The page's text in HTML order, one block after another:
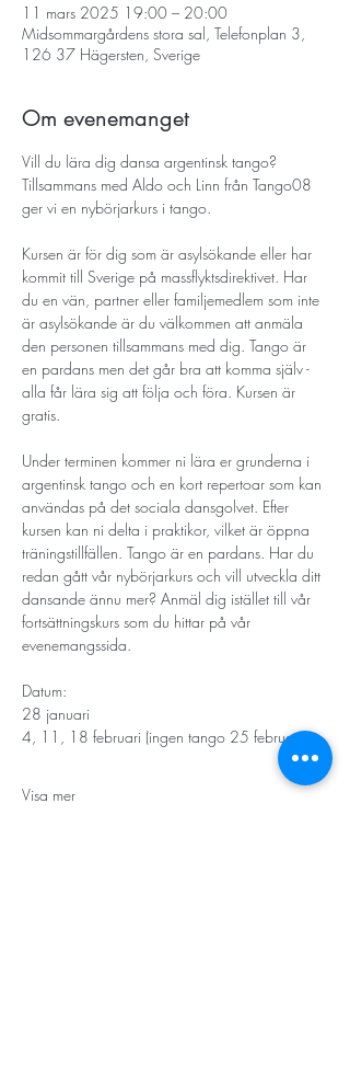
11 mars 2025 19:00 – 20:00
Midsommargårdens stora sal, Telefonplan 3,
126 37 Hägersten, Sverige
Om evenemanget
Vill du lära dig dansa argentinsk tango?
Tillsammans med Aldo och Linn från Tango08
ger vi en nybörjarkurs i tango.
Kursen är för dig som är asylsökande eller har
kommit till Sverige på massflyktsdirektivet. Har
du en vän, partner eller familjemedlem som inte
är asylsökande är du välkommen att anmäla
den personen tillsammans med dig. Tango är
en pardans men det går bra att komma själv -
alla får lära sig att följa och föra. Kursen är
gratis.
Under terminen kommer ni lära er grunderna i
argentinsk tango och en kort repertoar som kan
användas på det sociala dansgolvet. Efter
kursen kan ni delta i praktikor, vilket är öppna
träningstillfällen. Tango är en pardans. Har du
redan gått vår nybörjarkurs och vill utveckla ditt
dansande ännu mer? Anmäl dig istället till vår
fortsättningskurs som du hittar på vår
evenemangssida.
Datum:
28 januari
4, 11, 18 februari (ingen tango 25 februari -…
Visa mer